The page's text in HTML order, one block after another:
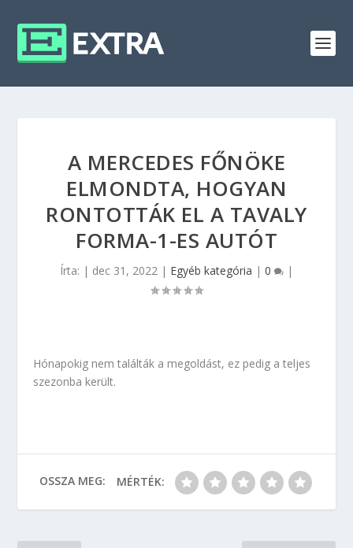
A MERCEDES FŐNÖKE
ELMONDTA, HOGYAN
RONTOTTÁK EL A TAVALY
FORMA-1-ES AUTÓT
Írta: | dec 31, 2022 | Egyéb kategória | 0 |
Hónapokig nem találták a megoldást, ez pedig a teljes
szezonba került.
OSSZA MEG: MÉRTÉK: